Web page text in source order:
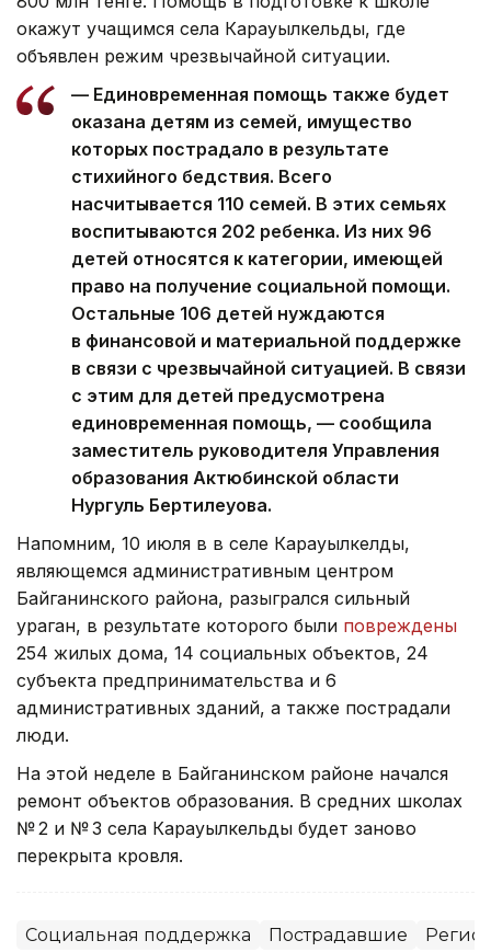
окажут учащимся села Карауылкельды, где
объявлен режим чрезвычайной ситуации.
— Единовременная помощь также будет
оказана детям из семей, имущество
которых пострадало в результате
стихийного бедствия. Всего
насчитывается 110 семей. В этих семьях
воспитываются 202 ребенка. Из них 96
детей относятся к категории, имеющей
право на получение социальной помощи.
Остальные 106 детей нуждаются
в финансовой и материальной поддержке
в связи с чрезвычайной ситуацией. В связи
с этим для детей предусмотрена
единовременная помощь, — сообщила
заместитель руководителя Управления
образования Актюбинской области
Нургуль Бертилеуова.
Напомним, 10 июля в в селе Карауылкелды,
являющемся административным центром
Байганинского района, разыгрался сильный
ураган, в результате которого были повреждены
254 жилых дома, 14 социальных объектов, 24
субъекта предпринимательства и 6
административных зданий, а также пострадали
люди.
На этой неделе в Байганинском районе начался
ремонт объектов образования. В средних школах
№ 2 и № 3 села Карауылкельды будет заново
перекрыта кровля.
Социальная поддержка Пострадавшие